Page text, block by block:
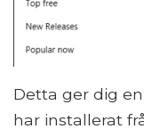
Detta ger dig
har installerat